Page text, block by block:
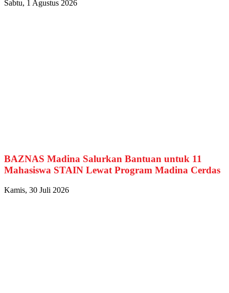
Sabtu, 1 Agustus 2026
BAZNAS Madina Salurkan Bantuan untuk 11
Mahasiswa STAIN Lewat Program Madina Cerdas
Kamis, 30 Juli 2026